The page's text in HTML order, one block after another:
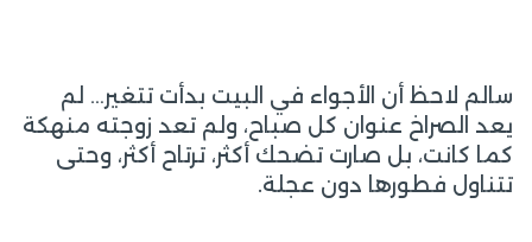
سالم لاحظ أن الأجواء في البيت بدأت تتغير… لم
يعد الصراخ عنوان كل صباح، ولم تعد زوجته منهكة
كما كانت، بل صارت تضحك أكثر، ترتاح أكثر، وحتى
تتناول فطورها دون عجلة.